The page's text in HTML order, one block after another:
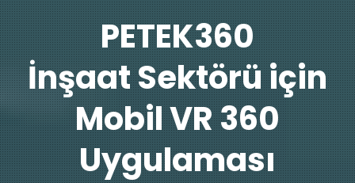
PETEK360
İnşaat Sektörü için
Mobil VR 360
Uygulaması